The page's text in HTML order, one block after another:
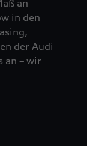
an
in den
der Audi
an – wir